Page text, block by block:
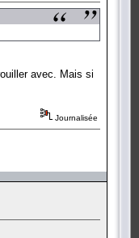
avec. Mais si
Journalisée